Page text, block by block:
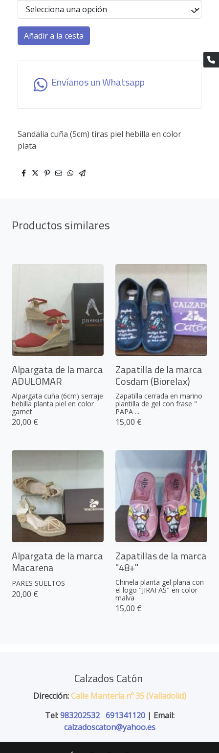
Añadir a la cesta
Envíanos un Whatsapp
Sandalia cuña (5cm) tiras piel hebilla en color
plata
Productos similares
Alpargata de la marca
ADULOMAR
Alpargata cuña (6cm) serraje
hebilla planta piel en color
garnet
20,00 €
Zapatilla de la marca
Cosdam (Biorelax)
Zapatilla cerrada en marino
plantilla de gel con frase "
PAPA ...
15,00 €
Alpargata de la marca
Macarena
PARES SUELTOS
20,00 €
Zapatillas de la marca
"48+"
Chinela planta gel plana con
el logo "JIRAFAS" en color
malva
15,00 €
Calzados Catón
Dirección:Calle Mantería nº 35 (Valladolid)
Tel:983202532 691341120| Email:
calzadoscaton@yahoo.es